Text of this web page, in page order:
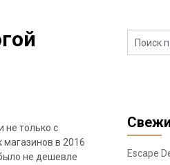
не только с
магазинов в 2016
не дешевле
Escape